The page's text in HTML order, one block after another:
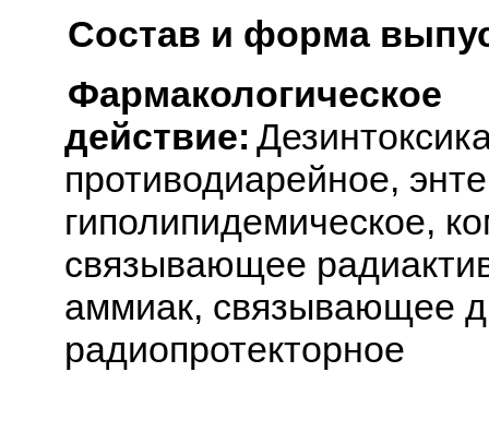
Состав и форма
Фармакологическое
действие:
противодиарейное,
гиполипидемическое,
связывающее
аммиак, связывающее
радиопротекторное